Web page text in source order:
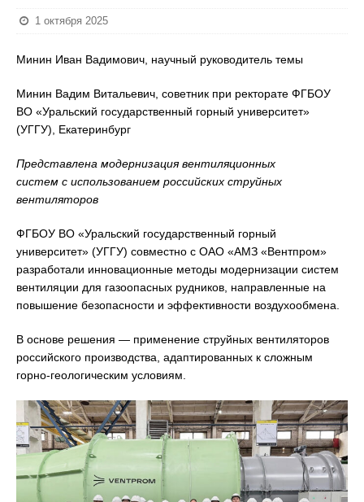
1 октября 2025
Минин Иван Вадимович, научный руководитель темы
Минин Вадим Витальевич, советник при ректорате ФГБОУ
ВО «Уральский государственный горный университет»
(УГГУ), Екатеринбург
Представлена модернизация вентиляционных
систем с использованием российских струйных
вентиляторов
ФГБОУ ВО «Уральский государственный горный
университет» (УГГУ) совместно с ОАО «АМЗ «Вентпром»
разработали инновационные методы модернизации систем
вентиляции для газоопасных рудников, направленные на
повышение безопасности и эффективности воздухообмена.
В основе решения — применение струйных вентиляторов
российского производства, адаптированных к сложным
горно-геологическим условиям.